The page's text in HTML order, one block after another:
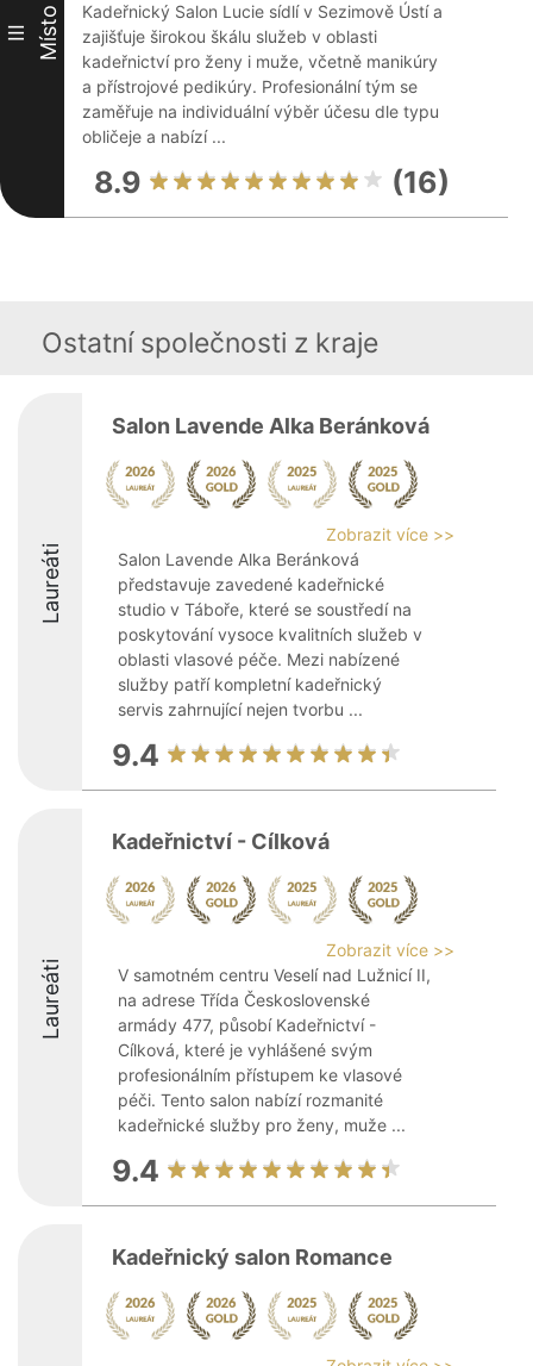
III Místo
Kadeřnický Salon Lucie sídlí v Sezimově Ústí a
zajišťuje širokou škálu služeb v oblasti
kadeřnictví pro ženy i muže, včetně manikúry
a přístrojové pedikúry. Profesionální tým se
zaměřuje na individuální výběr účesu dle typu
obličeje a nabízí ...
8.9 (16)
Ostatní společnosti z kraje
Laureáti
Salon Lavende Alka Beránková
Zobrazit více >>
Salon Lavende Alka Beránková
představuje zavedené kadeřnické
studio v Táboře, které se soustředí na
poskytování vysoce kvalitních služeb v
oblasti vlasové péče. Mezi nabízené
služby patří kompletní kadeřnický
servis zahrnující nejen tvorbu ...
9.4
Laureáti
Kadeřnictví - Cílková
Zobrazit více >>
V samotném centru Veselí nad Lužnicí II,
na adrese Třída Československé
armády 477, působí Kadeřnictví -
Cílková, které je vyhlášené svým
profesionálním přístupem ke vlasové
péči. Tento salon nabízí rozmanité
kadeřnické služby pro ženy, muže ...
9.4
Kadeřnický salon Romance